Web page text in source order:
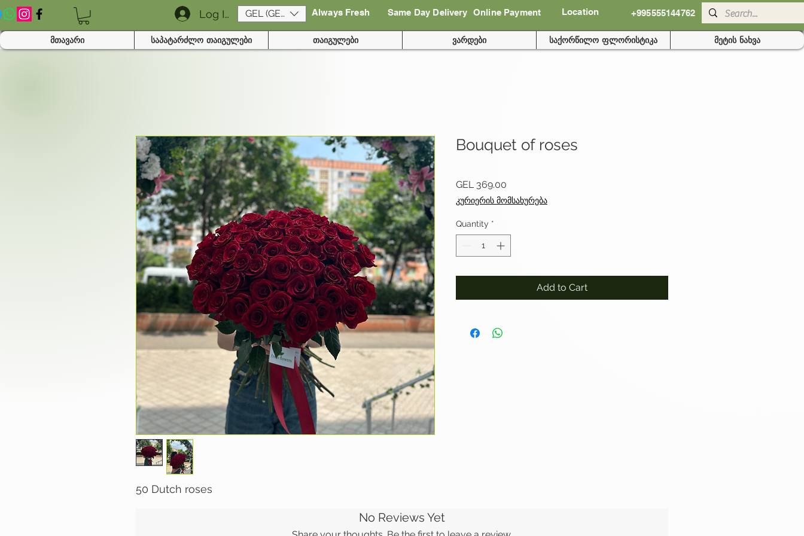
Log In GEL (GEL) Always Fresh Same Day Delivery Online Payment Location +995555144762
მთავარი საპატარძლო თაიგულები თაიგულები ვარდები საქორწილო ფლორისტიკა მეტის ნახვა
50 Dutch roses
Bouquet of roses
GEL 369.00
კურიერის მომსახურება
Quantity *
Add to Cart
No Reviews Yet